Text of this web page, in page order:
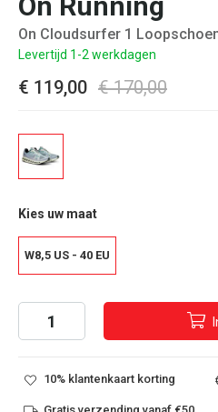
On Cloudsurfer 1
Levertijd 1-2 werkdagen
€ 170,00
€ 119,00
Kies uw maat
W8,5 US - 40 EU
10% klantenkaart korting